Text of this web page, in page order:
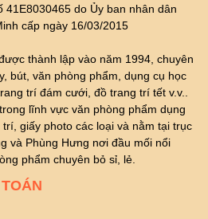
41E8030465 do Ủy ban nhân dân
cấp ngày 16/03/2015
thành lập vào năm 1994, chuyên
bút, văn phòng phẩm, dụng cụ học
trí đám cưới, đồ trang trí tết v.v..
lĩnh vực văn phòng phẩm dụng
giấy photo các loại và nằm tại trục
và Phùng Hưng nơi đầu mối nổi
phẩm chuyên bỏ sỉ, lẻ.